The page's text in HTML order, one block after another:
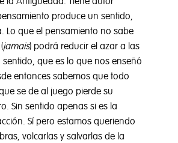
produce un sentido,
Lo que el pensamiento no sabe
jamais) podrá reducir el azar a las
sentido, que es lo que nos enseñó
entonces sabemos que todo
se de al juego pierde su
Sin sentido apenas si es la
Sí pero estamos queriendo
volcarlas y salvarlas de la